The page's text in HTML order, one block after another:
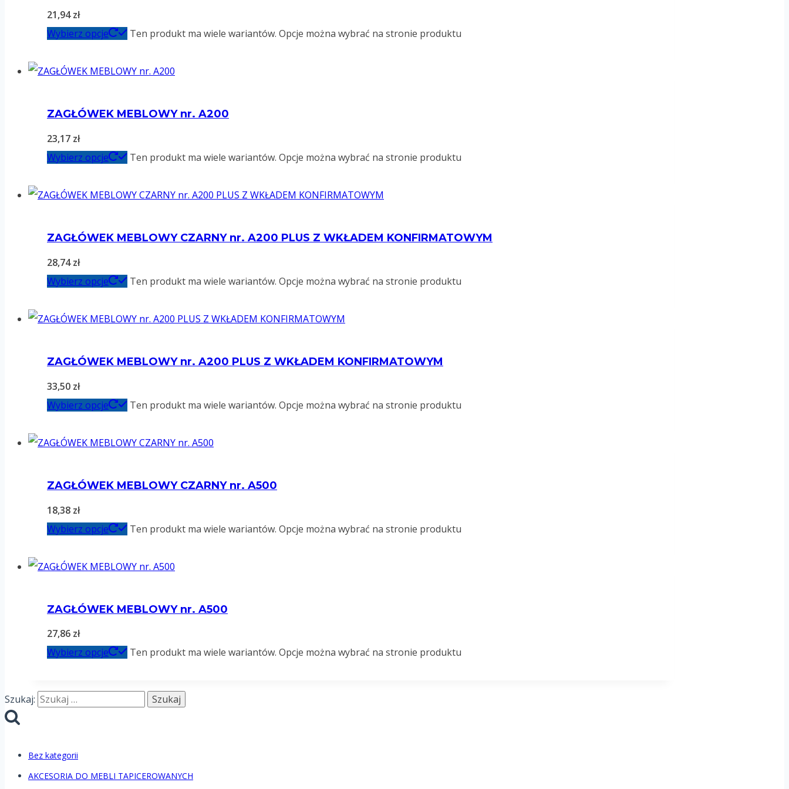
21,94zł
Wybierz opcje
Ten produkt ma wiele wariantów. Opcje można wybrać na stronie produktu
ZAGŁÓWEK MEBLOWY nr. A200
23,17 zł
Wybierz opcje
Ten produkt ma wiele wariantów. Opcje można wybrać na stronie produktu
ZAGŁÓWEK MEBLOWY CZARNY nr. A200 PLUS Z WKŁADEM KONFIRMATOWYM
28,74zł
Wybierz opcje
Ten produkt ma wiele wariantów. Opcje można wybrać na stronie produktu
ZAGŁÓWEK MEBLOWY nr. A200 PLUS Z WKŁADEM KONFIRMATOWYM
33,50 zł
Wybierz opcje
Ten produkt ma wiele wariantów. Opcje można wybrać na stronie produktu
ZAGŁÓWEK MEBLOWY CZARNY nr. A500
18,38 zł
Wybierz opcje
Ten produkt ma wiele wariantów. Opcje można wybrać na stronie produktu
ZAGŁÓWEK MEBLOWY nr. A500
27,86 zł
Wybierz opcje
Ten produkt ma wiele wariantów. Opcje można wybrać na stronie produktu
Szukaj:
Bez kategorii
AKCESORIA DO MEBLI TAPICEROWANYCH